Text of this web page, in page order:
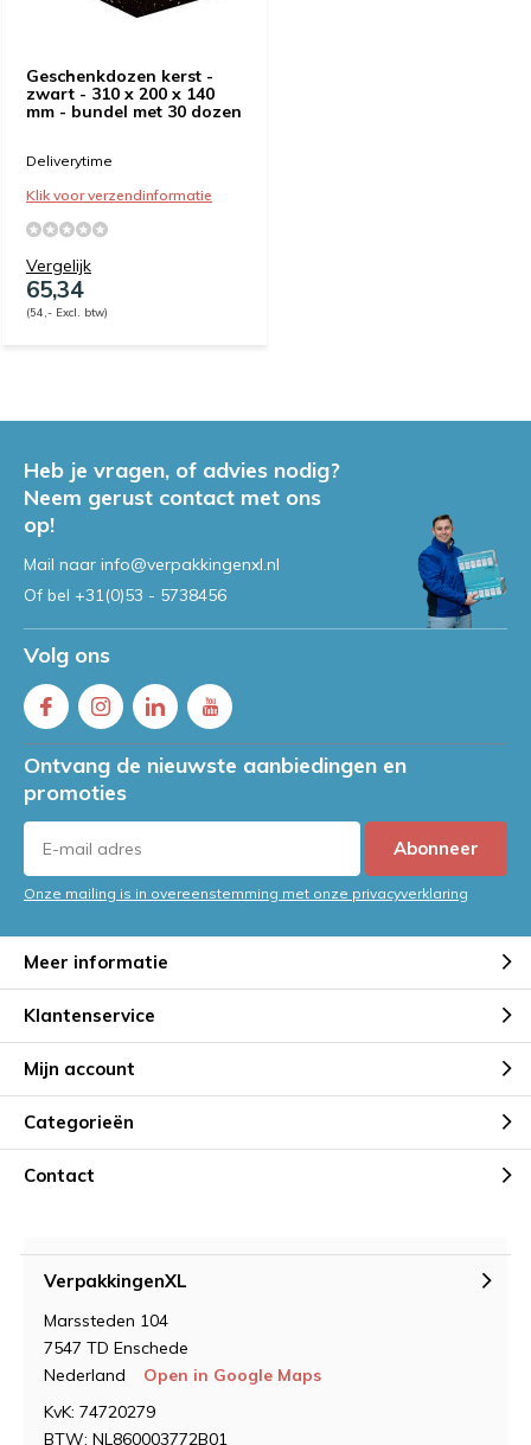
Geschenkdozen kerst -
zwart - 310 x 200 x 140
mm - bundel met 30 dozen
Deliverytime
Klik voor verzendinformatie
Vergelijk
65,34
(54,- Excl. btw)
Heb je vragen, of advies nodig?
Neem gerust contact met ons
op!
Mail naar info@verpakkingenxl.nl
Of bel +31(0)53 - 5738456
Volg ons
Ontvang de nieuwste aanbiedingen en
promoties
Abonneer
Onze mailing is in overeenstemming met onze privacyverklaring
Meer informatie
Klantenservice
Mijn account
Categorieën
Contact
VerpakkingenXL
Marssteden 104
7547 TD Enschede
Nederland
Open in Google Maps
KvK: 74720279
BTW: NL860003772B01